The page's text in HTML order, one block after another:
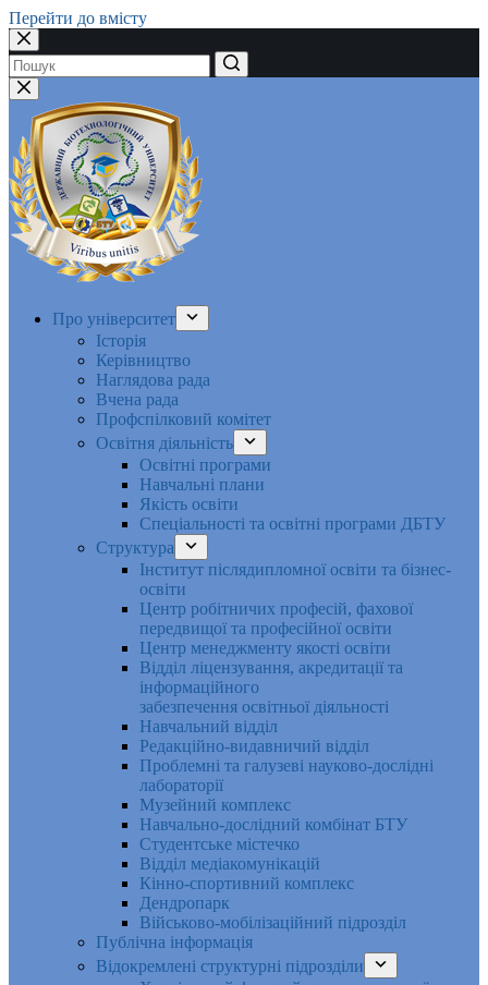
Перейти до вмісту
Немає
результатів
Про університет
Історія
Керівництво
Наглядова рада
Вчена рада
Профспілковий комітет
Освітня діяльність
Освітні програми
Навчальні плани
Якість освіти
Спеціальності та освітні програми ДБТУ
Структура
Інститут післядипломної освіти та бізнес-
освіти
Центр робітничих професій, фахової
передвищої та професійної освіти
Центр менеджменту якості освіти
Відділ ліцензування, акредитації та
інформаційного
забезпечення освітньої діяльності
Навчальний відділ
Редакційно-видавничий відділ
Проблемні та галузеві науково-дослідні
лабораторії
Музейний комплекс
Навчально-дослідний комбінат БТУ
Студентське містечко
Відділ медіакомунікацій
Кінно-спортивний комплекс
Дендропарк
Військово-мобілізаційний підрозділ
Публічна інформація
Відокремлені структурні підрозділи